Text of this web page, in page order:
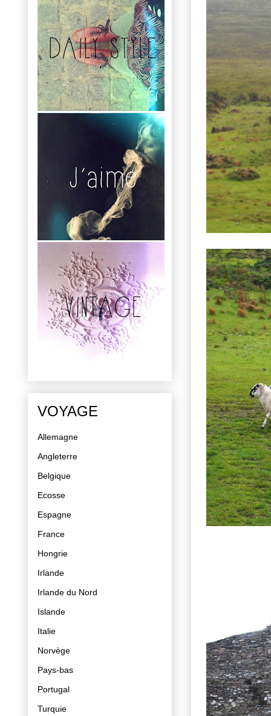
VOYAGE
Allemagne
Angleterre
Belgique
Ecosse
Espagne
France
Hongrie
Irlande
Irlande du Nord
Islande
Italie
Norvège
Pays-bas
Portugal
Turquie